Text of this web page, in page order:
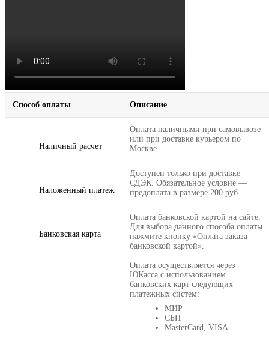
Способ оплаты Описание
Наличный расчет
Оплата наличными при самовывозе
или при доставке курьером по
Москве.
Наложенный платеж
Доступен только при доставке
СДЭК. Обязательное условие —
предоплата в размере 200 руб.
Банковская карта
Оплата банковской картой на сайте.
Для выбора данного способа оплаты
нажмите кнопку «Оплата заказа
банковской картой».
Оплата осуществляется через
ЮКасса с использованием
банковских карт следующих
платежных систем:
МИР
СБП
MasterCard, VISA